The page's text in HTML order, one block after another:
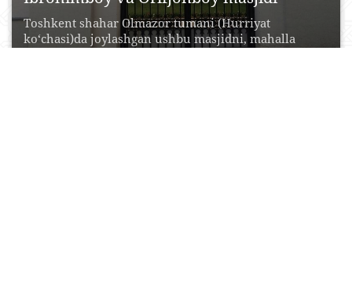
Toshkent shahar Olmazor tumani (Hurriyat
ko‘chasi)da joylashgan ushbu masjidni, mahalla